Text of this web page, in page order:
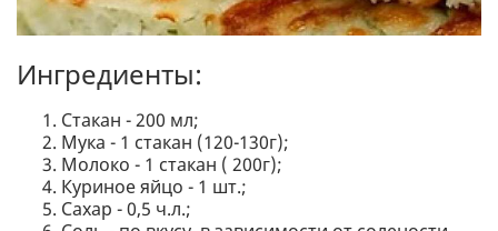
Ингредиенты:
Стакан - 200 мл;
Мука - 1 стакан (120-130г);
Молоко - 1 стакан ( 200г);
Куриное яйцо - 1 шт.;
Сахар - 0,5 ч.л.;